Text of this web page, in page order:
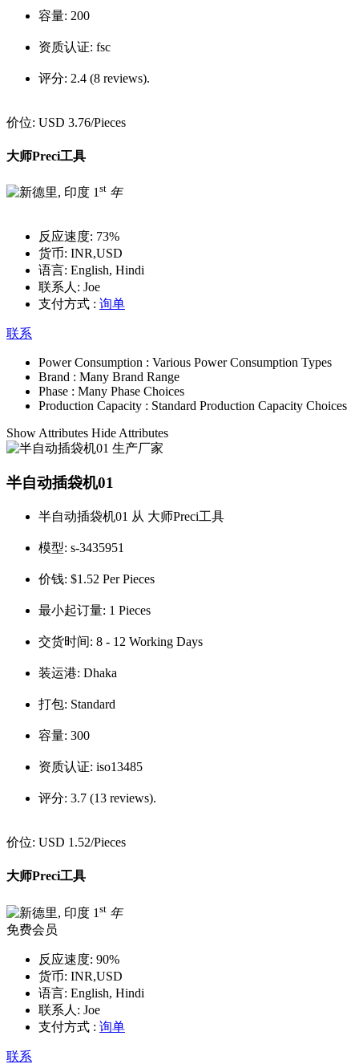
容量: 200
资质认证: fsc
评分: 2.4 (8 reviews).
价位: USD 3.76/Pieces
大师Preci工具
1st 年
反应速度: 73%
货币: INR,USD
语言: English, Hindi
联系人: Joe
支付方式 : 询单
联系
Power Consumption : Various Power Consumption Types
Brand : Many Brand Range
Phase : Many Phase Choices
Production Capacity : Standard Production Capacity Choices
Show Attributes Hide Attributes
半自动插袋机01
半自动插袋机01 从 大师Preci工具
模型: s-3435951
价钱: $1.52 Per Pieces
最小起订量: 1 Pieces
交货时间: 8 - 12 Working Days
装运港: Dhaka
打包: Standard
容量: 300
资质认证: iso13485
评分: 3.7 (13 reviews).
价位: USD 1.52/Pieces
大师Preci工具
1 st 年
免费会员
反应速度: 90%
货币: INR,USD
语言: English, Hindi
联系人: Joe
支付方式 : 询单
联系